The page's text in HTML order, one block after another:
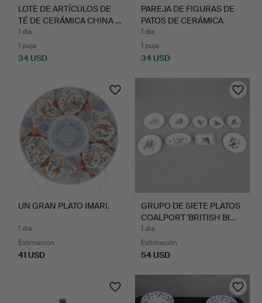
LOTE DE ARTÍCULOS DE
TÉ DE CERÁMICA CHINA …
1 día
1 puja
34 USD
PAREJA DE FIGURAS DE
PATOS DE CERÁMICA
CHI…
1 día
1 puja
34 USD
UN GRAN PLATO IMARI.
1 día
Estimación
41 USD
GRUPO DE SIETE PLATOS
COALPORT 'BRITISH BI…
1 día
Estimación
54 USD